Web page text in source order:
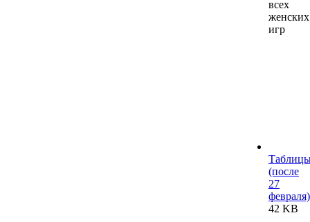
всех
женских
игр
(после
27
42 KB